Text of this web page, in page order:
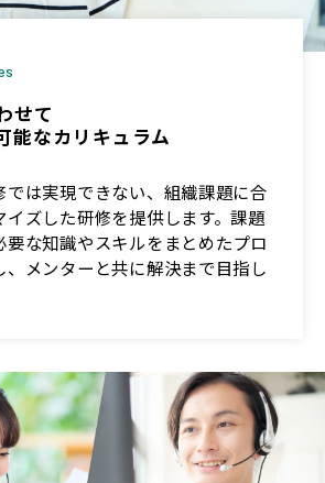
せて
能なカリキュラム
では実現できない、組織課題に合
イズした研修を提供します。課題
要な知識やスキルをまとめたプロ
、メンターと共に解決まで目指し